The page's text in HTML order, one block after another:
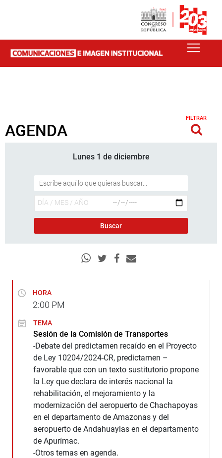
AGENDA
FILTRAR
Lunes 1 de diciembre
HORA
2:00 PM
TEMA
Sesión de la Comisión de Transportes
-Debate del predictamen recaído en el Proyecto
de Ley 10204/2024-CR, predictamen –
favorable que con un texto sustitutorio propone
la Ley que declara de interés nacional la
rehabilitación, el mejoramiento y la
modernización del aeropuerto de Chachapoyas
en el departamento de Amazonas y del
aeropuerto de Andahuaylas en el departamento
de Apurímac.
-Otros temas en agenda.